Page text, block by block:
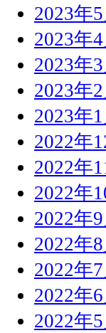
2023年5
2023年4
2023年3
2023年2
2023年1
2022年
2022年
2022年
2022年9
2022年8
2022年7
2022年6
2022年5